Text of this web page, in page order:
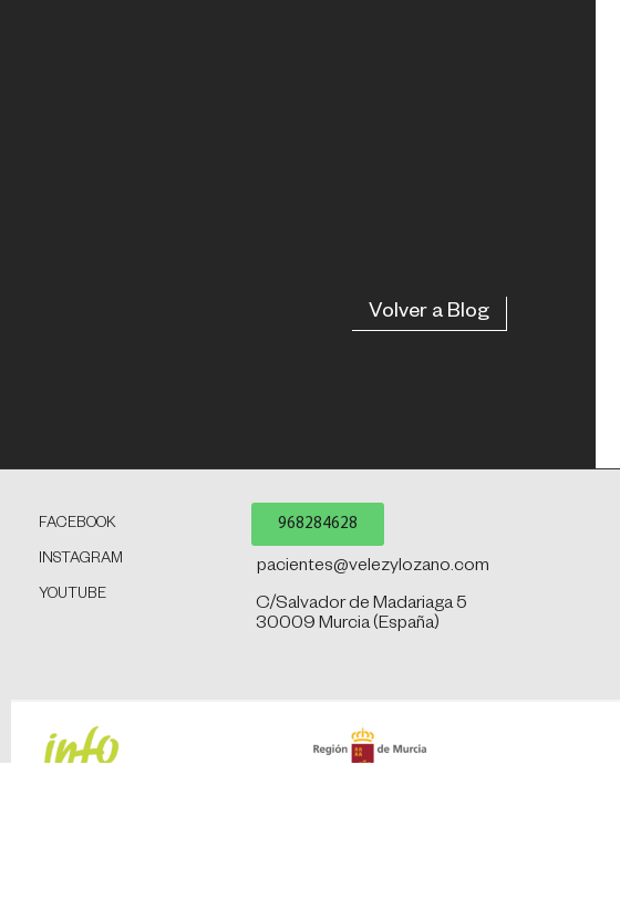
Volver a Blog
FACEBOOK
INSTAGRAM
YOUTUBE
968284628
pacientes@velezylozano.com
C/Salvador de Madariaga 5
30009 Murcia (España)